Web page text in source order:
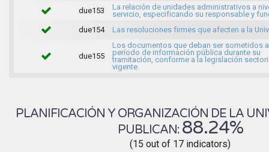
due153
La relación de unidades administrativos a
servicio, especificando su responsable y
due154
Las resoluciones firmes que afecten a la
due155
Los documentos que deban ser sometidos
período de información pública durante su
tramitación, conforme a la legislación
vigente.
PLANIFICACIÓN Y ORGANIZACIÓN DE LA
PUBLICAN: 88.24%
(15 out of 17 indicators)